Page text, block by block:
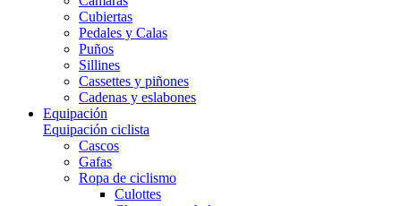
Cubiertas
Pedales y Calas
Puños
Sillines
Cassettes y piñones
Cadenas y eslabones
Equipación
Equipación ciclista
Cascos
Gafas
Ropa de ciclismo
Culottes